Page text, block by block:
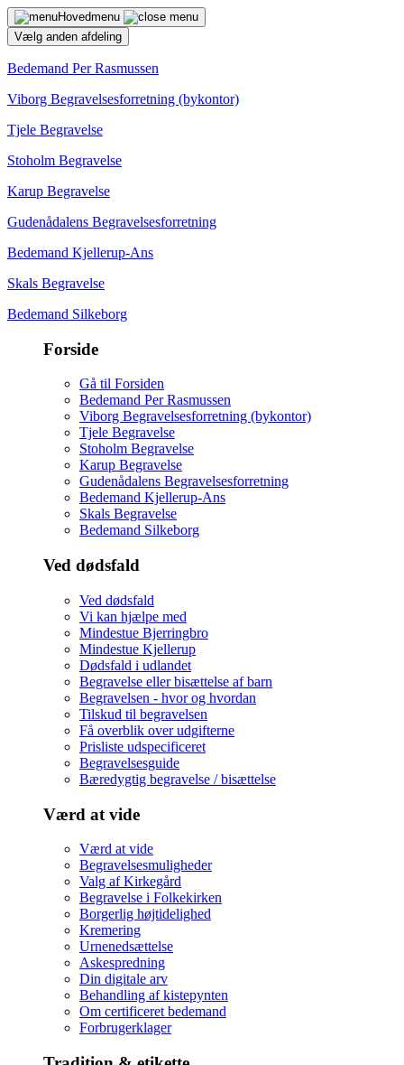
Hovedmenu
Vælg anden afdeling
Bedemand Per Rasmussen
Viborg Begravelsesforretning (bykontor)
Tjele Begravelse
Stoholm Begravelse
Karup Begravelse
Gudenådalens Begravelsesforretning
Bedemand Kjellerup-Ans
Skals Begravelse
Bedemand Silkeborg
Forside
Gå til Forsiden
Bedemand Per Rasmussen
Viborg Begravelsesforretning (bykontor)
Tjele Begravelse
Stoholm Begravelse
Karup Begravelse
Gudenådalens Begravelsesforretning
Bedemand Kjellerup-Ans
Skals Begravelse
Bedemand Silkeborg
Ved dødsfald
Ved dødsfald
Vi kan hjælpe med
Mindestue Bjerringbro
Mindestue Kjellerup
Dødsfald i udlandet
Begravelse eller bisættelse af barn
Begravelsen - hvor og hvordan
Tilskud til begravelsen
Få overblik over udgifterne
Prisliste udspecificeret
Begravelsesguide
Bæredygtig begravelse / bisættelse
Værd at vide
Værd at vide
Begravelsesmuligheder
Valg af Kirkegård
Begravelse i Folkekirken
Borgerlig højtidelighed
Kremering
Urnenedsættelse
Askespredning
Din digitale arv
Behandling af kistepynten
Om certificeret bedemand
Forbrugerklager